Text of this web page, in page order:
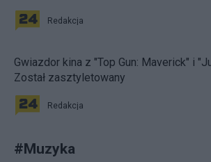
Redakcja
Gwiazdor kina z "Top Gun: Maverick" i
Został zasztyletowany
Redakcja
#Muzyka